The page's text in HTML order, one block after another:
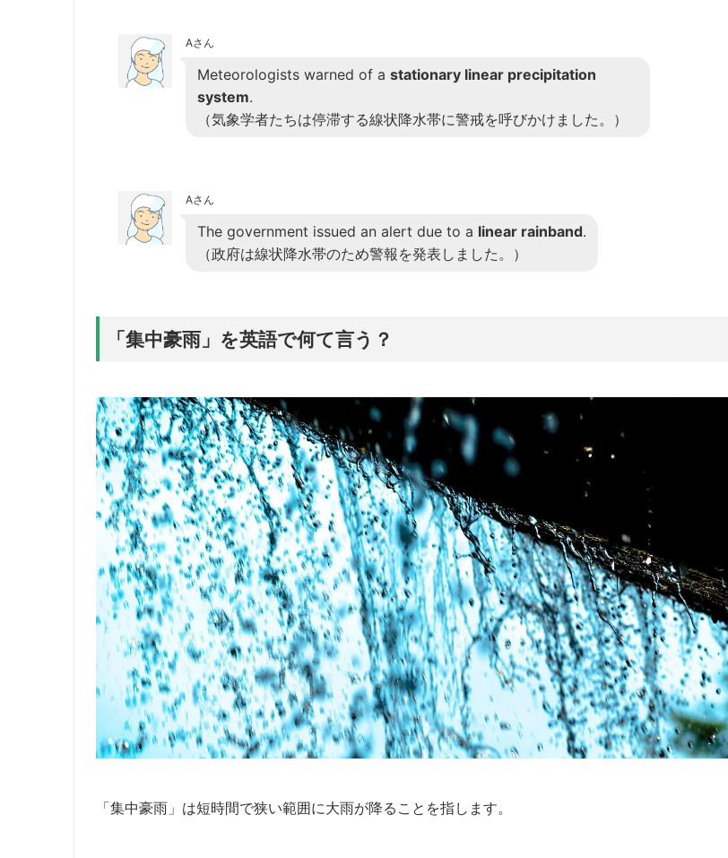
Aさん
Meteorologists warned of a stationary linear precipitation
system.
（気象学者たちは停滞する線状降水帯に警戒を呼びかけました。）
Aさん
The government issued an alert due to a linear rainband.
（政府は線状降水帯のため警報を発表しました。）
「集中豪雨」を英語で何て言う？
「集中豪雨」は短時間で狭い範囲に大雨が降ることを指します。